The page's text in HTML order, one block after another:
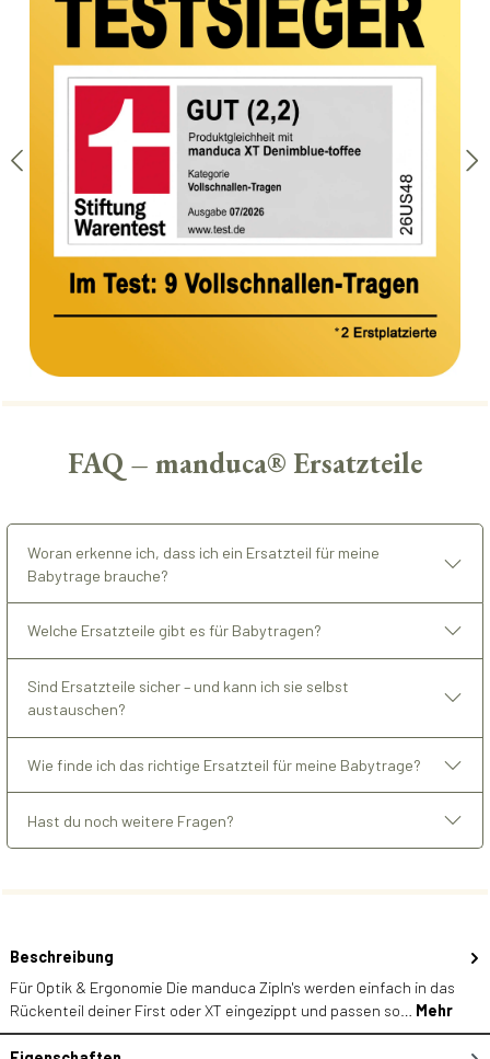
FAQ – manduca® Ersatzteile
Woran erkenne ich, dass ich ein Ersatzteil für meine
Babytrage brauche?
Welche Ersatzteile gibt es für Babytragen?
Sind Ersatzteile sicher – und kann ich sie selbst
austauschen?
Wie finde ich das richtige Ersatzteil für meine Babytrage?
Hast du noch weitere Fragen?
Beschreibung
Für Optik & Ergonomie Die manduca ZipIn's werden einfach in das
Rückenteil deiner First oder XT eingezippt und passen so… Mehr